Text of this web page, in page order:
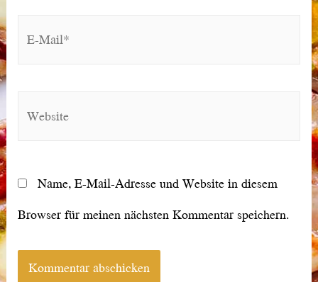
Name, E-Mail-Adresse und Website in diesem
Browser für meinen nächsten Kommentar speichern.